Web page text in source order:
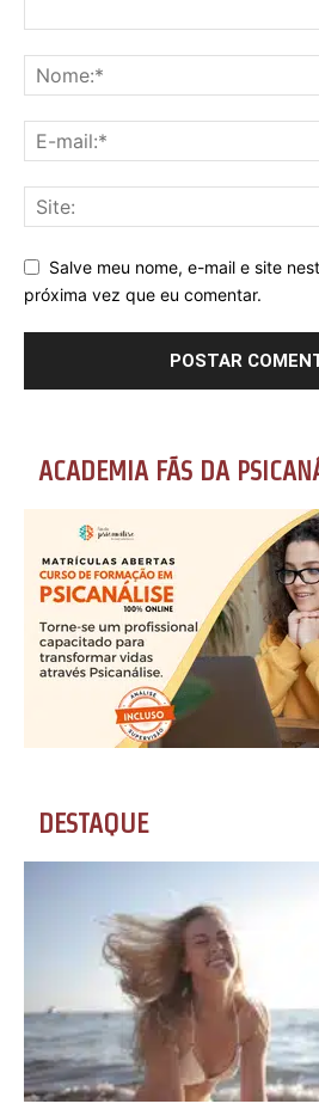
Salve meu nome, e-mail e site
próxima vez que eu comentar.
ACADEMIA FÃS DA
DESTAQUE